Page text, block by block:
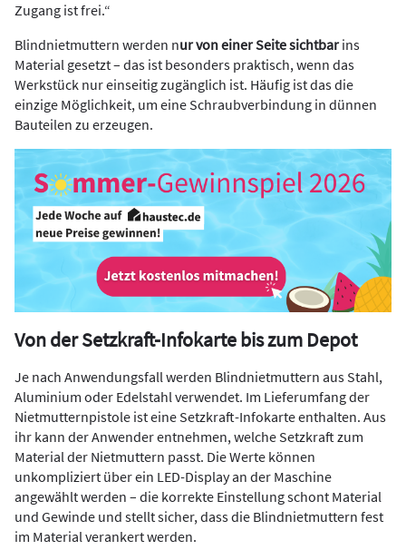
Zugang ist frei.“
Blindnietmuttern werden nur von einer Seite sichtbarins
Material gesetzt – das ist besonders praktisch, wenn das
Werkstück nur einseitig zugänglich ist. Häufig ist das die
einzige Möglichkeit, um eine Schraubverbindung in dünnen
Bauteilen zu erzeugen.
Von der Setzkraft-Infokarte bis zum Depot
Je nach Anwendungsfall werden Blindnietmuttern aus Stahl,
Aluminium oder Edelstahl verwendet. Im Lieferumfang der
Nietmutternpistole ist eine Setzkraft-Infokarte enthalten. Aus
ihr kann der Anwender entnehmen, welche Setzkraft zum
Material der Nietmuttern passt. Die Werte können
unkompliziert über ein LED-Display an der Maschine
angewählt werden – die korrekte Einstellung schont Material
und Gewinde und stellt sicher, dass die Blindnietmuttern fest
im Material verankert werden.